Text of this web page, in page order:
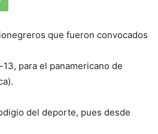
que fueron convocados
para el panamericano de
del deporte, pues desde